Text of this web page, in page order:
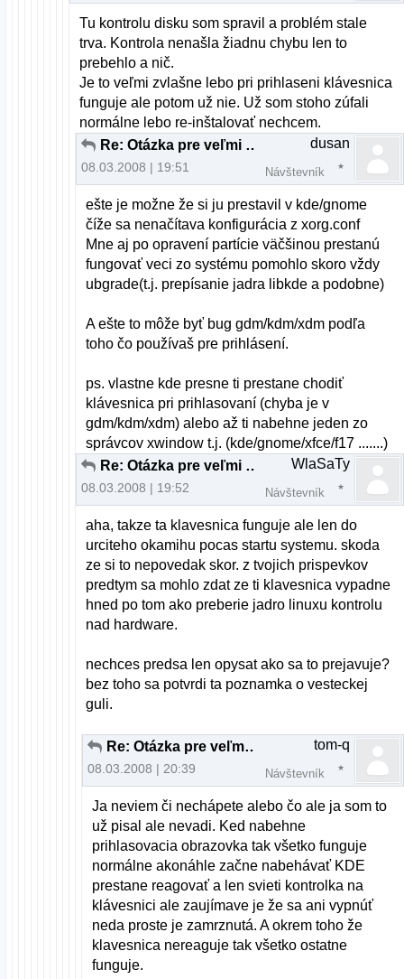
Tu kontrolu disku som spravil a problém stale
trva. Kontrola nenašla žiadnu chybu len to
prebehlo a nič.
Je to veľmi zvlašne lebo pri prihlaseni klávesnica
funguje ale potom už nie. Už som stoho zúfali
normálne lebo re-inštalovať nechcem.
Re: Otázka pre veľmi pokročilých až profesionálov
08.03.2008 | 19:51
dusan
Návštevník
ešte je možne že si ju prestavil v kde/gnome
číže sa nenačítava konfigurácia z xorg.conf
Mne aj po opravení partície väčšinou prestanú
fungovať veci zo systému pomohlo skoro vždy
ubgrade(t.j. prepísanie jadra libkde a podobne)
A ešte to môže byť bug gdm/kdm/xdm podľa
toho čo používaš pre prihlásení.
ps. vlastne kde presne ti prestane chodiť
klávesnica pri prihlasovaní (chyba je v
gdm/kdm/xdm) alebo až ti nabehne jeden zo
správcov xwindow t.j. (kde/gnome/xfce/f17 .......)
Re: Otázka pre veľmi pokročilých až profesionálov
08.03.2008 | 19:52
WlaSaTy
Návštevník
aha, takze ta klavesnica funguje ale len do
urciteho okamihu pocas startu systemu. skoda
ze si to nepovedak skor. z tvojich prispevkov
predtym sa mohlo zdat ze ti klavesnica vypadne
hned po tom ako preberie jadro linuxu kontrolu
nad hardware.
nechces predsa len opysat ako sa to prejavuje?
bez toho sa potvrdi ta poznamka o vesteckej
guli.
Re: Otázka pre veľmi pokročilých až profesionálov
08.03.2008 | 20:39
tom-q
Návštevník
Ja neviem či nechápete alebo čo ale ja som to
už pisal ale nevadi. Ked nabehne
prihlasovacia obrazovka tak všetko funguje
normálne akonáhle začne nabehávať KDE
prestane reagovať a len svieti kontrolka na
klávesnici ale zaujímave je že sa ani vypnúť
neda proste je zamrznutá. A okrem toho že
klavesnica nereaguje tak všetko ostatne
funguje.